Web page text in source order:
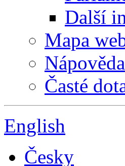
Další
Mapa
Nápověda
Časté
English
Česky